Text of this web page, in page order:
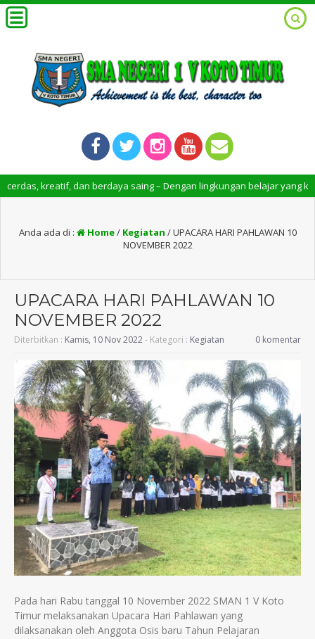
saing – Dengan lingkungan belajar yang kondusif, SMAN 1 V
Anda ada di : Home/ Kegiatan /UPACARA HARI PAHLAWAN 10
NOVEMBER 2022
UPACARA HARI PAHLAWAN 10
NOVEMBER 2022
Diterbitkan : Kamis, 10 Nov 2022- Kategori : Kegiatan 0 komentar
Pada hari Rabu tanggal 10 November 2022 SMAN 1 V Koto
Timur melaksanakan Upacara Hari Pahlawan yang
dilaksanakan oleh Anggota Osis baru Tahun Pelajaran